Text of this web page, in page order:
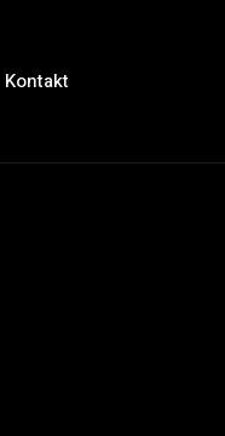
Kontakt